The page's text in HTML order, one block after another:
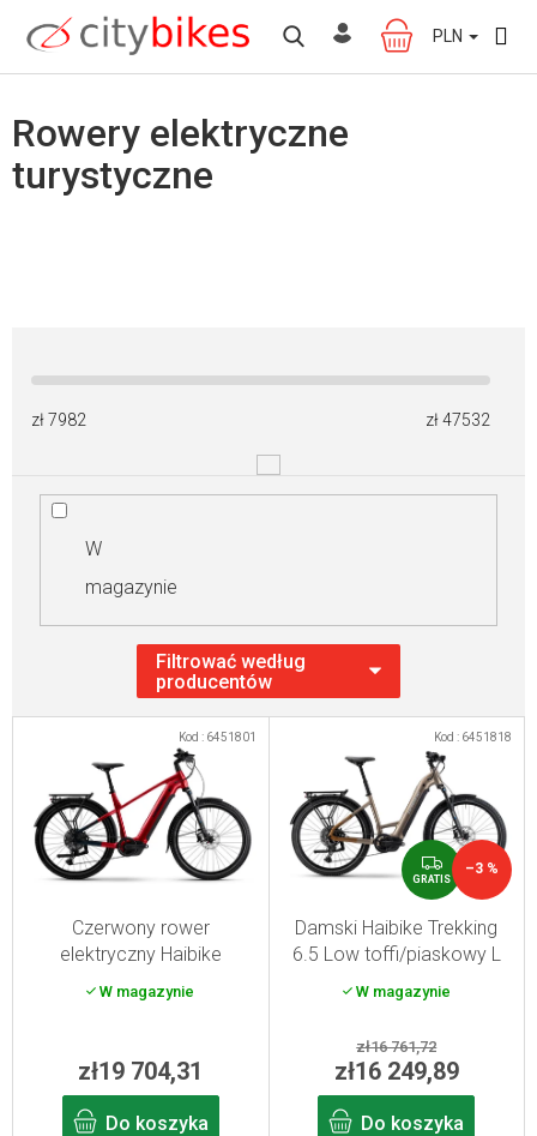
treści
KOSZYK
PLN
Rowery elektryczne
turystyczne
zł7982 zł47532
W
magazynie
Czerwony rower
elektryczny Haibike
Trekking 7 High męski
dynamite red/blue L
W magazynie
zł19 704,31
Do koszyka
Kod : 6451801
G
R
A
T
I
S
GRATIS
–3 %
Damski Haibike Trekking
6.5 Low toffi/piaskowy L
W magazynie
zł16 761,72
zł16 249,89
Do koszyka
Kod : 6451818